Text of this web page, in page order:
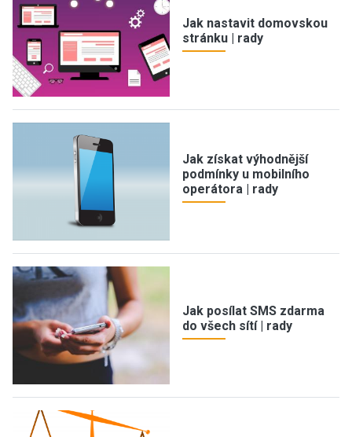
Jak nastavit domovskou
stránku | rady
Jak získat výhodnější
podmínky u mobilního
operátora | rady
Jak posílat SMS zdarma
do všech sítí | rady